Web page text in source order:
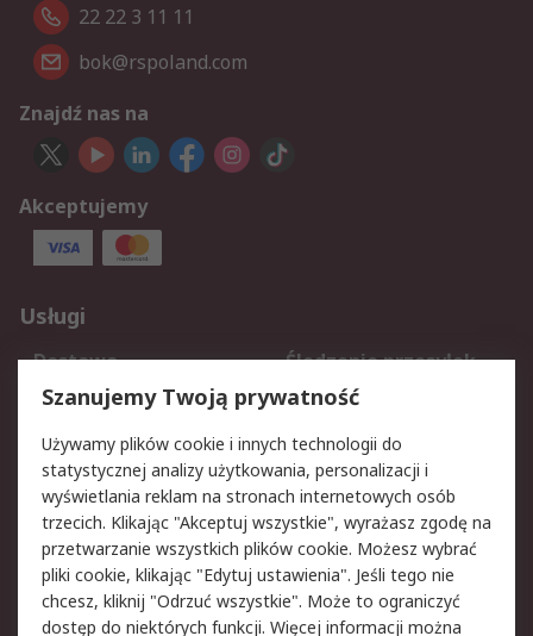
22 22 3 11 11
bok@rspoland.com
Znajdź nas na
Akceptujemy
Usługi
Dostawa
Śledzenie przesyłek
Reklamacje i zwroty
Rejestracja
Aspekty prawne
Bezpieczeństwo e-
maila
Polityka dotycząca
plików cookie
Polityka prywatności
Użytkowanie witryny
Zastrzeżenia prawne
Warunki Sprzedaży
Szanujemy Twoją prywatność
Używamy plików cookie i innych technologii do
statystycznej analizy użytkowania, personalizacji i
wyświetlania reklam na stronach internetowych osób
trzecich. Klikając "Akceptuj wszystkie", wyrażasz zgodę na
przetwarzanie wszystkich plików cookie. Możesz wybrać
pliki cookie, klikając "Edytuj ustawienia". Jeśli tego nie
chcesz, kliknij "Odrzuć wszystkie". Może to ograniczyć
dostęp do niektórych funkcji. Więcej informacji można